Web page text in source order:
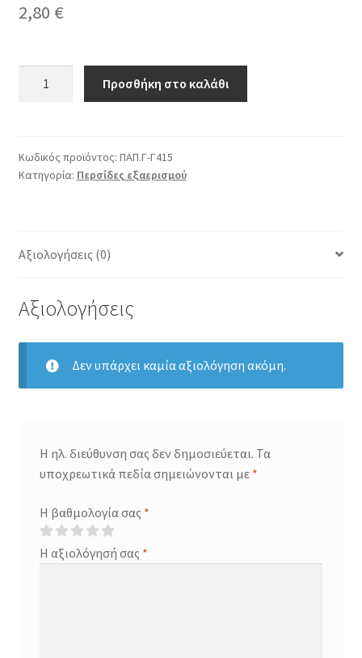
2,80 €
ποσότητα
Προσθήκη στο καλάθι
Κωδικός προϊόντος: ΠΑΠ.Γ-Γ415
Κατηγορία: Περσίδες εξαερισμού
Αξιολογήσεις (0)
Αξιολογήσεις
Δεν υπάρχει καμία αξιολόγηση ακόμη.
Η ηλ. διεύθυνση σας δεν δημοσιεύεται. Τα
υποχρεωτικά πεδία σημειώνονται με *
Η βαθμολογία σας *
Η αξιολόγησή σας *